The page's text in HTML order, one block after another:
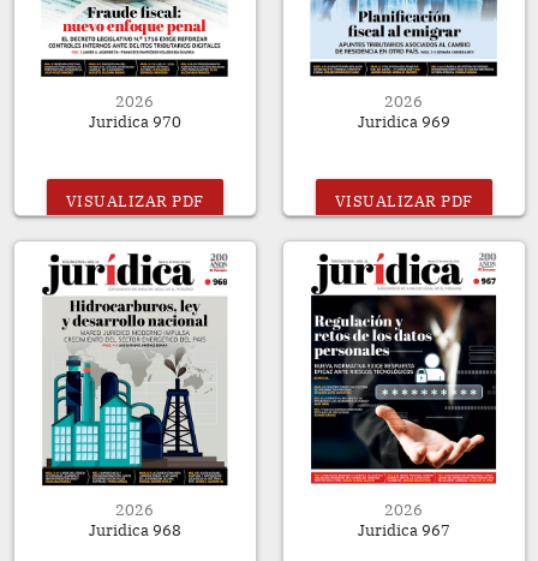
2026
Juridica 970
VISUALIZAR PDF
2026
Juridica 969
VISUALIZAR PDF
2026
Juridica 968
2026
Juridica 967